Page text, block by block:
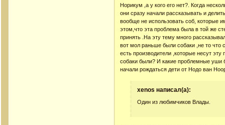
Норикум ,а у кого его нет?. Когда
они сразу начали рассказывать и
вообще не использовать соб, которые
этом,что эта проблема была в той же
принять .На эту тему много
вот мол раньше были собаки ,не то что
есть производители ,которые несут
собаки были? И какие проблемные уши
начали рождаться дети от Нодо ван
xenos написал(а):
Один из любимчиков Влады.